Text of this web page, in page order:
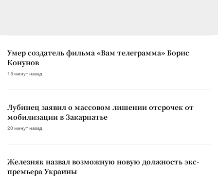
Умер создатель фильма «Вам телеграмма» Борис
Конунов
15 минут назад
Лубинец заявил о массовом лишении отсрочек от
мобилизации в Закарпатье
20 минут назад
Железняк назвал возможную новую должность экс-
премьера Украины